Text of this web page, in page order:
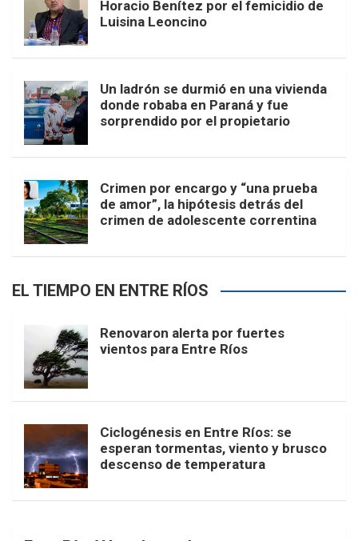
Horacio Benítez por el femicidio de
Luisina Leoncino
Un ladrón se durmió en una vivienda
donde robaba en Paraná y fue
sorprendido por el propietario
Crimen por encargo y “una prueba
de amor”, la hipótesis detrás del
crimen de adolescente correntina
EL TIEMPO EN ENTRE RÍOS
Renovaron alerta por fuertes
vientos para Entre Ríos
Ciclogénesis en Entre Ríos: se
esperan tormentas, viento y brusco
descenso de temperatura